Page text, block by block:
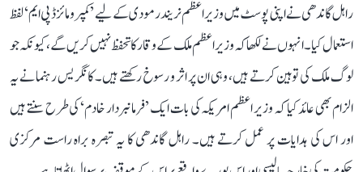
راہل گاندھی نے اپنی پوسٹ میں وزیر اعظم نریندر مودی کے لیے ’کمپرومائزڈ پی ایم‘ لفظ
استعمال کیا۔ انہوں نے لکھا کہ وزیر اعظم ملک کے وقار کا تحفظ نہیں کریں گے، کیونکہ جو
لوگ ملک کی توہین کرتے ہیں، وہی ان پر اثر و رسوخ رکھتے ہیں۔ کانگریس رہنما نے یہ
الزام بھی عائد کیا کہ وزیر اعظم امریکہ کی بات ایک ’فرمانبردار خادم‘ کی طرح سنتے ہیں
اور اس کی ہدایات پر عمل کرتے ہیں۔ راہل گاندھی کا یہ تبصرہ براہ راست مرکزی